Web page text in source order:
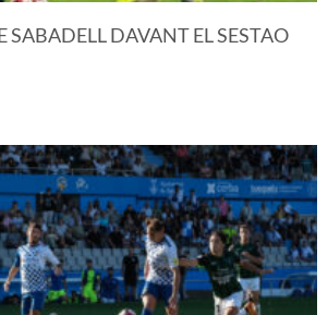
SABADELL DAVANT EL SESTAO